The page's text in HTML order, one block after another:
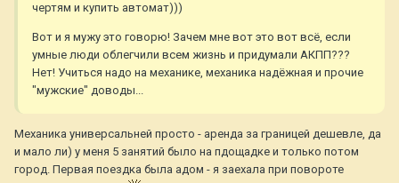
чертям и купить автомат)))
Вот и я мужу это говорю! Зачем мне вот это вот всё, если
умные люди облегчили всем жизнь и придумали АКПП???
Нет! Учиться надо на механике, механика надёжная и прочие
"мужские" доводы...
Механика универсальней просто - аренда за границей дешевле, да
и мало ли) у меня 5 занятий было на пдощадке и только потом
город. Первая поездка была адом - я заехала при повороте